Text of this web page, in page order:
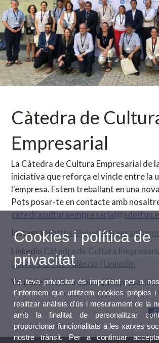
Càtedra de
Empresarial
La Càtedra de Cultura Empresarial de
iniciativa que reforça el vincle entre la
l'empresa. Estem treballant en una
Pots posar-te en contacte amb
Instagramhttps://
Linkedin Càtedra de Cultura
Universitat de València | LinkedIn
Youtube Càtedra Cultura Empresarial
Cookies i política de
privacitat
La teva privacitat és important per a
t'informem que utilitzem cookies pròpies
realitzar anàlisis d'ús i mesurament de la
amb la finalitat de personalitzar
proporcionar funcionalitats a les xarxes
nostre trànsit. Per a continuar